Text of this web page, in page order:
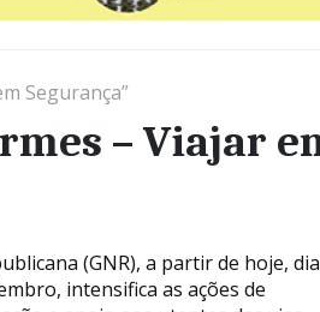
Segurança”
– Viajar
(GNR), a partir de hoje,
intensifica as ações de